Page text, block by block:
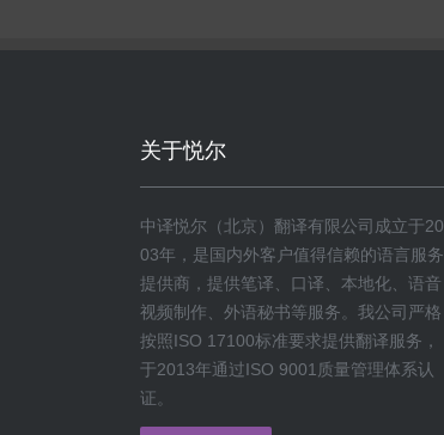
关于悦尔
中译悦尔（北京）翻译有限公司成立于20
03年，是国内外客户值得信赖的语言服务
提供商，提供笔译、口译、本地化、语音
视频制作、外语秘书等服务。我公司严格
按照ISO 17100标准要求提供翻译服务，
于2013年通过ISO 9001质量管理体系认
证。